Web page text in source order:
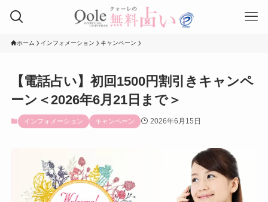
ホーム インフォメーション キャンペーン
【電話占い】初回1500円割引きキャンペ
ーン＜2026年6月21日まで＞
インフォメーション キャンペーン 2026年6月15日